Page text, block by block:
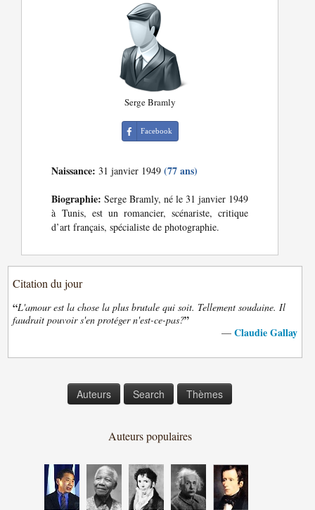
Serge Bramly
Facebook
Naissance: 31 janvier 1949(77 ans)
Biographie: Serge Bramly, né le 31 janvier 1949
à Tunis, est un romancier, scénariste, critique
d’art français, spécialiste de photographie.
Citation du jour
“L'amour est la chose la plus brutale qui soit. Tellement soudaine. Il
faudrait pouvoir s'en protéger n'est-ce-pas?”
— Claudie Gallay
Auteurs Search Thèmes
Auteurs populaires